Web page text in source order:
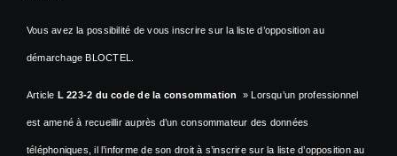
Vous avez la possibilité de vous inscrire sur la liste d’opposition au
démarchage BLOCTEL.
Article L 223-2 du code de la consommation » Lorsqu’un professionnel
est amené à recueillir auprès d’un consommateur des données
téléphoniques, il l’informe de son droit à s’inscrire sur la liste d’opposition au